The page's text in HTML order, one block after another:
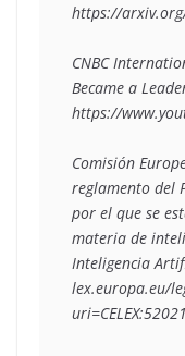
https://
CNBC
Became a
Comisión
reglamento del
por el que se
materia de
Inteligencia
lex.europa.eu/